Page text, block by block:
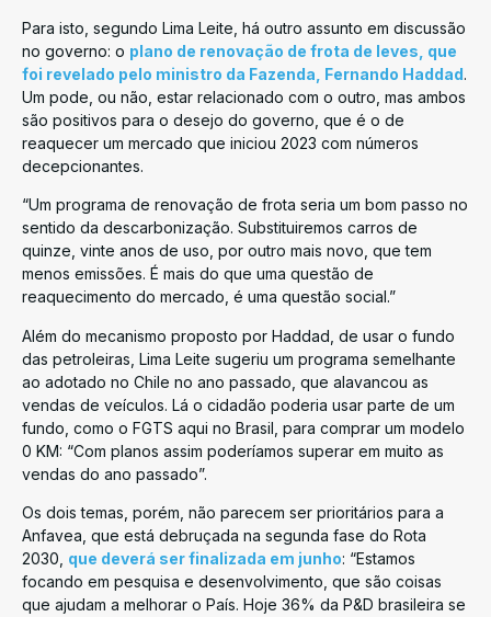
Para isto, segundo Lima Leite, há outro assunto em discussão
no governo: o plano de renovação de frota de leves, que
foi revelado pelo ministro da Fazenda, Fernando Haddad.
Um pode, ou não, estar relacionado com o outro, mas ambos
são positivos para o desejo do governo, que é o de
reaquecer um mercado que iniciou 2023 com números
decepcionantes.
“Um programa de renovação de frota seria um bom passo no
sentido da descarbonização. Substituiremos carros de
quinze, vinte anos de uso, por outro mais novo, que tem
menos emissões. É mais do que uma questão de
reaquecimento do mercado, é uma questão social.”
Além do mecanismo proposto por Haddad, de usar o fundo
das petroleiras, Lima Leite sugeriu um programa semelhante
ao adotado no Chile no ano passado, que alavancou as
vendas de veículos. Lá o cidadão poderia usar parte de um
fundo, como o FGTS aqui no Brasil, para comprar um modelo
0 KM: “Com planos assim poderíamos superar em muito as
vendas do ano passado”.
Os dois temas, porém, não parecem ser prioritários para a
Anfavea, que está debruçada na segunda fase do Rota
2030, que deverá ser finalizada em junho: “Estamos
focando em pesquisa e desenvolvimento, que são coisas
que ajudam a melhorar o País. Hoje 36% da P&D brasileira se